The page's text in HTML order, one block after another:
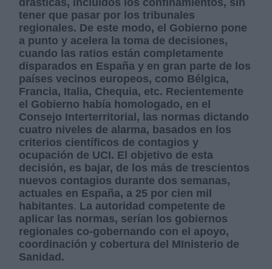
drásticas, incluidos los confinamientos, sin
tener que pasar por los tribunales
regionales. De este modo, el Gobierno pone
a punto y acelera la toma de decisiones,
cuando las ratios están completamente
disparados en España y en gran parte de los
países vecinos europeos, como Bélgica,
Francia, Italia, Chequia, etc. Recientemente
el Gobierno había homologado, en el
Consejo Interterritorial, las normas dictando
cuatro niveles de alarma, basados en los
criterios científicos de contagios y
ocupación de UCI. El objetivo de esta
decisión, es bajar, de los más de trescientos
nuevos contagios durante dos semanas,
actuales en España, a 25 por cien mil
habitantes. La autoridad competente de
aplicar las normas, serían los gobiernos
regionales co-gobernando con el apoyo,
coordinación y cobertura del MInisterio de
Sanidad.